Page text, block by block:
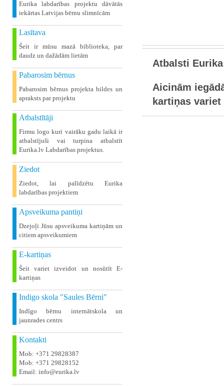
Eurika labdarības projektu dāvātās
iekārtas Latvijas bērnu slimnīcām
Lasītava
Šeit ir mūsu mazā biblioteka, par
daudz un dažādām lietām
Pabarosim bērnus
Pabarosim bērnus projekta bildes un
apraksts par projektu
Atbalstītāji
Firmu logo kuri vairāku gadu laikā ir
atbalstījuši vai turpina atbalstīt
Eurika.lv Labdarības projektus.
Ziedot
Ziedot, lai palīdzētu Eurika
labdarības projektiem
Apsveikuma pantiņi
Dzejoļi Jūsu apsveikuma kartiņām un
citiem apsveikumiem
E-kartiņas
Šeit variet izveidot un nosūtīt E-
kartiņas
Indigo skola "Saules Bērni"
Indīgo bērnu internātskola un
jaunrades centrs
Kontakti
Mob: +371 29828387
Mob: +371 29828152
Email: info@eurika.lv
Atbalsti
Aicinām
kartiņas variet